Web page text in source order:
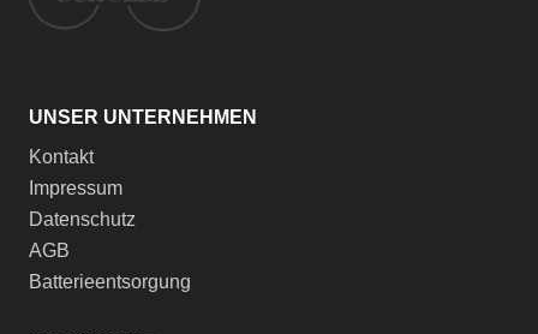
UNSER UNTERNEHMEN
Kontakt
Impressum
Datenschutz
AGB
Batterieentsorgung